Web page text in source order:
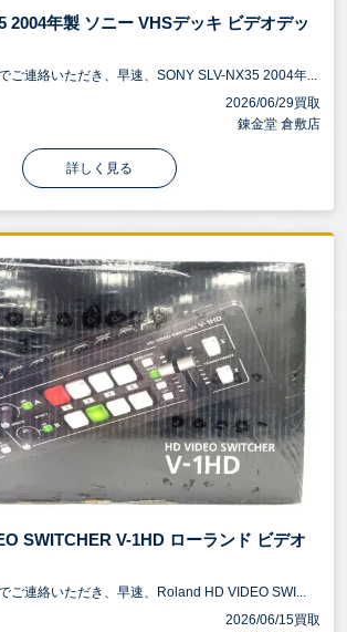
2004年製 ソニー VHSデッキ ビデオデッ
ご連絡いただき、早速、SONY SLV-NX35 2004年...
2026/06/29買取
錬金堂 倉敷店
詳しく見る
SWITCHER V-1HD ローランド ビデオ
ご連絡いただき、早速、Roland HD VIDEO SWI...
2026/06/15買取